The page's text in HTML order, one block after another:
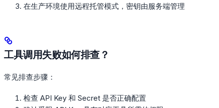
在生产环境使用远程托管模式，密钥由服务端管理
工具调用失败如何排查？
常见排查步骤：
检查 API Key 和 Secret 是否正确配置